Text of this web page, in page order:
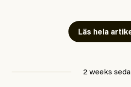
skriver för? Vad betyder det att
oberoende” tidning? Och vad är
Läs hela
2 weeks